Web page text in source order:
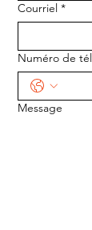
Courriel *
Numéro de
Message